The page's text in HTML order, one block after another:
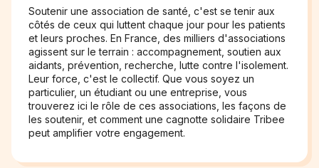
Soutenir une association de santé, c'est se tenir aux
côtés de ceux qui luttent chaque jour pour les patients
et leurs proches. En France, des milliers d'associations
agissent sur le terrain : accompagnement, soutien aux
aidants, prévention, recherche, lutte contre l'isolement.
Leur force, c'est le collectif. Que vous soyez un
particulier, un étudiant ou une entreprise, vous
trouverez ici le rôle de ces associations, les façons de
les soutenir, et comment une cagnotte solidaire Tribee
peut amplifier votre engagement.